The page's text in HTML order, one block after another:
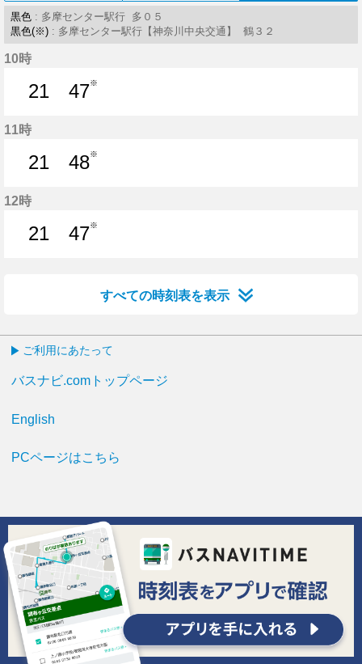
黒色 : 多摩センター駅行 多０５
黒色(※) : 多摩センター駅行【神奈川中央交通】 鶴３２
10時
21
47※
11時
21
48※
12時
21
47※
すべての時刻表を表示
ご利用にあたって
バスナビ.comトップページ
English
PCページはこちら